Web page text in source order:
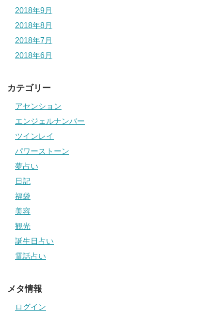
2018年9月
2018年8月
2018年7月
2018年6月
カテゴリー
アセンション
エンジェルナンバー
ツインレイ
パワーストーン
夢占い
日記
福袋
美容
観光
誕生日占い
電話占い
メタ情報
ログイン